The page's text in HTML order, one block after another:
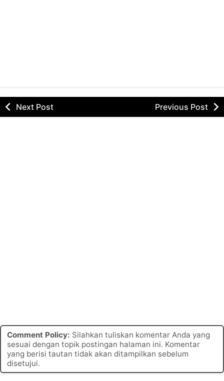
Next Post Previous Post
Comment Policy: Silahkan tuliskan komentar Anda yang
sesuai dengan topik postingan halaman ini. Komentar
yang berisi tautan tidak akan ditampilkan sebelum
disetujui.